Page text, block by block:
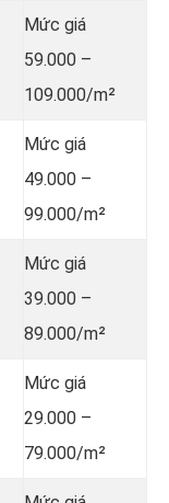
Mức giá
59.000 –
109.000/m²
Mức giá
49.000 –
99.000/m²
Mức giá
39.000 –
89.000/m²
Mức giá
29.000 –
79.000/m²